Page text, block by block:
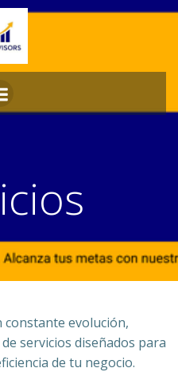
constante evolución,
servicios diseñados para
de tu negocio.